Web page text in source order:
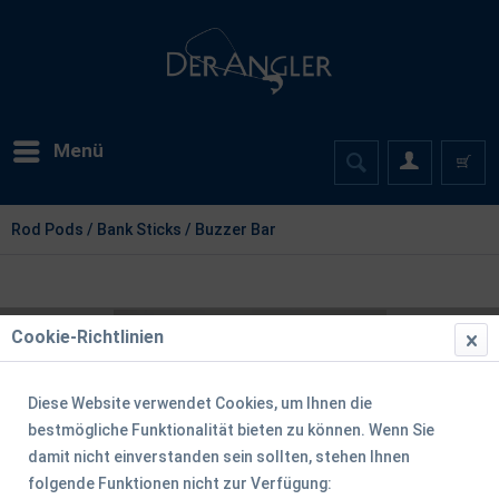
Menü
Rod Pods / Bank Sticks / Buzzer Bar
Cookie-Richtlinien
Diese Website verwendet Cookies, um Ihnen die
bestmögliche Funktionalität bieten zu können. Wenn Sie
damit nicht einverstanden sein sollten, stehen Ihnen
folgende Funktionen nicht zur Verfügung: